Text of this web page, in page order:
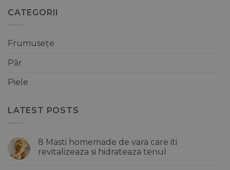
CATEGORII
Frumusețe
Păr
Piele
LATEST POSTS
8 Masti homemade de vara care iti
revitalizeaza si hidrateaza tenul